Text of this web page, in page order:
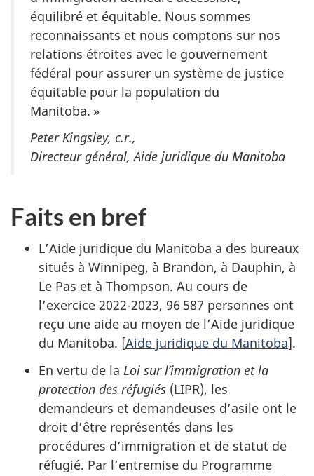
équilibré et équitable. Nous sommes
reconnaissants et nous comptons sur nos
relations étroites avec le gouvernement
fédéral pour assurer un système de justice
équitable pour la population du
Manitoba. »
Peter Kingsley, c.r.,
Directeur général, Aide juridique du Manitoba
Faits en bref
L’Aide juridique du Manitoba a des bureaux
situés à Winnipeg, à Brandon, à Dauphin, à
Le Pas et à Thompson. Au cours de
l’exercice 2022-2023, 96 587 personnes ont
reçu une aide au moyen de l’Aide juridique
du Manitoba. [Aide juridique du Manitoba].
En vertu de la Loi sur l’immigration et la
protection des réfugiés (LIPR), les
demandeurs et demandeuses d’asile ont le
droit d’être représentés dans les
procédures d’immigration et de statut de
réfugié. Par l’entremise du Programme